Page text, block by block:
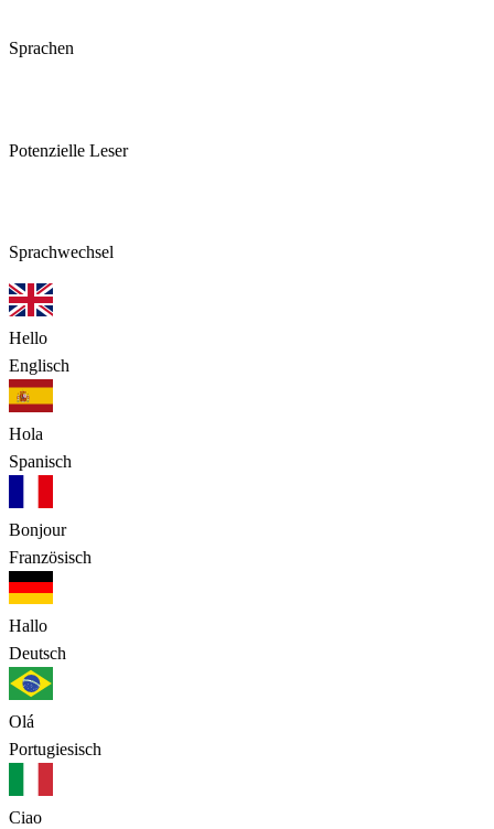
Sprachen
Potenzielle Leser
Sprachwechsel
Hello
Englisch
Hola
Spanisch
Bonjour
Französisch
Hallo
Deutsch
Olá
Portugiesisch
Ciao